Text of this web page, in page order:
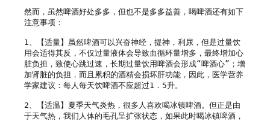
然而，虽然啤酒好处多多，但也不是多多益善，喝啤酒还有如下
注意事项：
1、【适量】虽然啤酒可以兴奋神经，提神，利尿，但是过量饮
用会适得其反，不仅过量液体会导致血循环量增多，最终增加心
脏负担，致使心跳过速，长期过量饮用啤酒会形成“啤酒心”；增
加肾脏的负担，而且累积的酒精会损坏肝功能，因此，医学营养
学家建议：每人每天饮啤酒不应超过1．5升。
2、【适温】夏季天气炎热，很多人喜欢喝冰镇啤酒。但正是由
于天气热，我们人体的毛孔呈扩张状态，如果此时喝冰镇啤酒，